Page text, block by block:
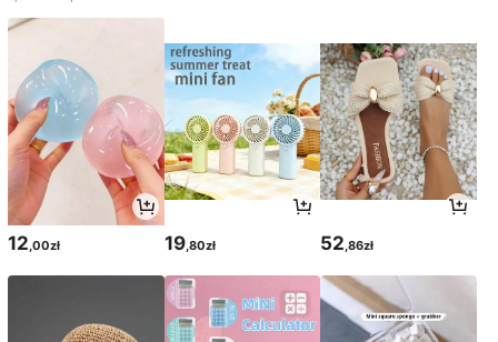
12,00zł 19,80zł 52,86zł